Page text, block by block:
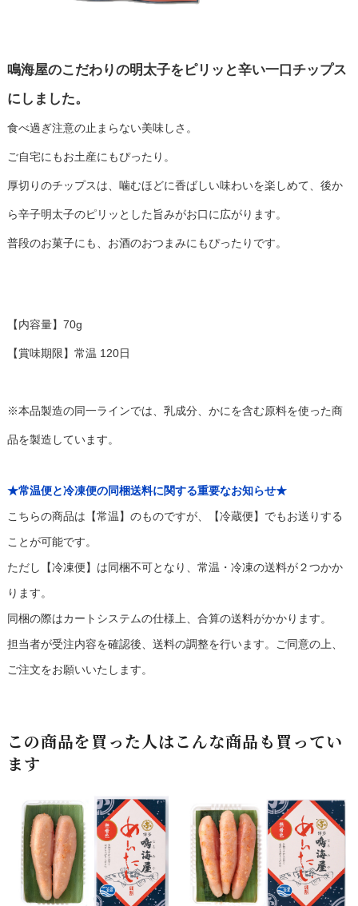
鳴海屋のこだわりの明太子をピリッと辛い一口チップス
にしました。
食べ過ぎ注意の止まらない美味しさ。
ご自宅にもお土産にもぴったり。
厚切りのチップスは、噛むほどに香ばしい味わいを楽しめて、後か
ら辛子明太子のピリッとした旨みがお口に広がります。
普段のお菓子にも、お酒のおつまみにもぴったりです。
【内容量】70g
【賞味期限】常温 120日
※本品製造の同一ラインでは、乳成分、かにを含む原料を使った商
品を製造しています。
★常温便と冷凍便の同梱送料に関する重要なお知らせ★
こちらの商品は【常温】のものですが、【冷蔵便】でもお送りする
ことが可能です。
ただし【冷凍便】は同梱不可となり、常温・冷凍の送料が２つかか
ります。
同梱の際はカートシステムの仕様上、合算の送料がかかります。
担当者が受注内容を確認後、送料の調整を行います。ご同意の上、
ご注文をお願いいたします。
この商品を買った人はこんな商品も買ってい
ます